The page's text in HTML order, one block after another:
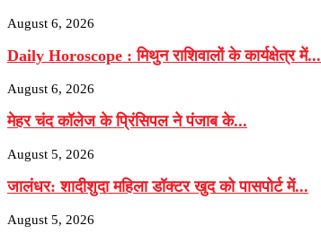
August 6, 2026
Daily Horoscope : मिथुन राशिवालों के कार्यक्षेत्र में...
August 6, 2026
मेहर चंद कॉलेज के प्रिंसिपल ने पंजाब के...
August 5, 2026
जालंधर: शादीशुदा महिला डॉक्टर खुद को पासपोर्ट में...
August 5, 2026